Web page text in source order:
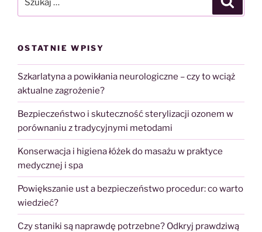
OSTATNIE WPISY
Szkarlatyna a powikłania neurologiczne – czy to wciąż
aktualne zagrożenie?
Bezpieczeństwo i skuteczność sterylizacji ozonem w
porównaniu z tradycyjnymi metodami
Konserwacja i higiena łóżek do masażu w praktyce
medycznej i spa
Powiększanie ust a bezpieczeństwo procedur: co warto
wiedzieć?
Czy staniki są naprawdę potrzebne? Odkryj prawdziwą